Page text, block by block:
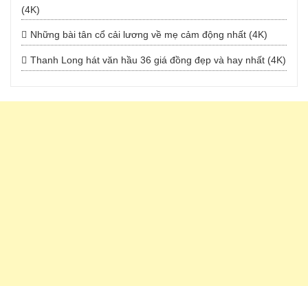
(4K)
Những bài tân cổ cải lương về mẹ cảm động nhất (4K)
Thanh Long hát văn hầu 36 giá đồng đẹp và hay nhất (4K)